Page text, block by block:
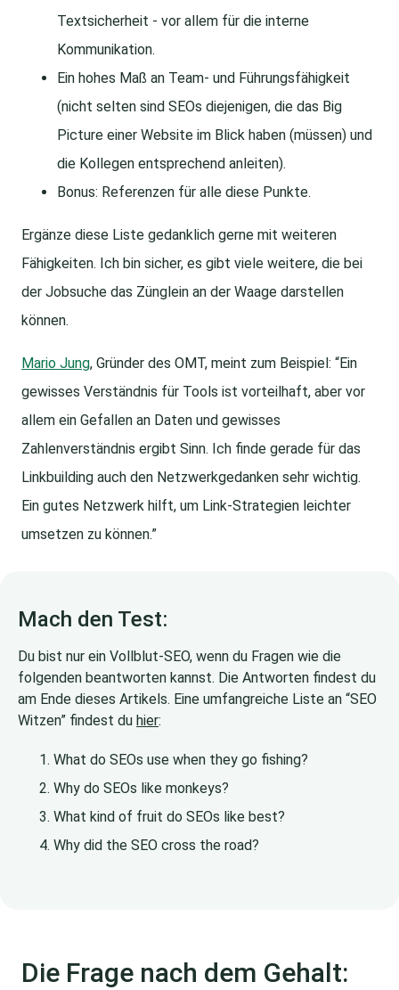
Textsicherheit - vor allem für die interne
Kommunikation.
Ein hohes Maß an Team- und Führungsfähigkeit
(nicht selten sind SEOs diejenigen, die das Big
Picture einer Website im Blick haben (müssen) und
die Kollegen entsprechend anleiten).
Bonus: Referenzen für alle diese Punkte.
Ergänze diese Liste gedanklich gerne mit weiteren
Fähigkeiten. Ich bin sicher, es gibt viele weitere, die bei
der Jobsuche das Zünglein an der Waage darstellen
können.
Mario Jung, Gründer des OMT, meint zum Beispiel: “Ein
gewisses Verständnis für Tools ist vorteilhaft, aber vor
allem ein Gefallen an Daten und gewisses
Zahlenverständnis ergibt Sinn. Ich finde gerade für das
Linkbuilding auch den Netzwerkgedanken sehr wichtig.
Ein gutes Netzwerk hilft, um Link-Strategien leichter
umsetzen zu können.”
Mach den Test:
Du bist nur ein Vollblut-SEO, wenn du Fragen wie die
folgenden beantworten kannst. Die Antworten findest du
am Ende dieses Artikels. Eine umfangreiche Liste an “SEO
Witzen” findest du hier:
What do SEOs use when they go fishing?
Why do SEOs like monkeys?
What kind of fruit do SEOs like best?
Why did the SEO cross the road?
Die Frage nach dem Gehalt: